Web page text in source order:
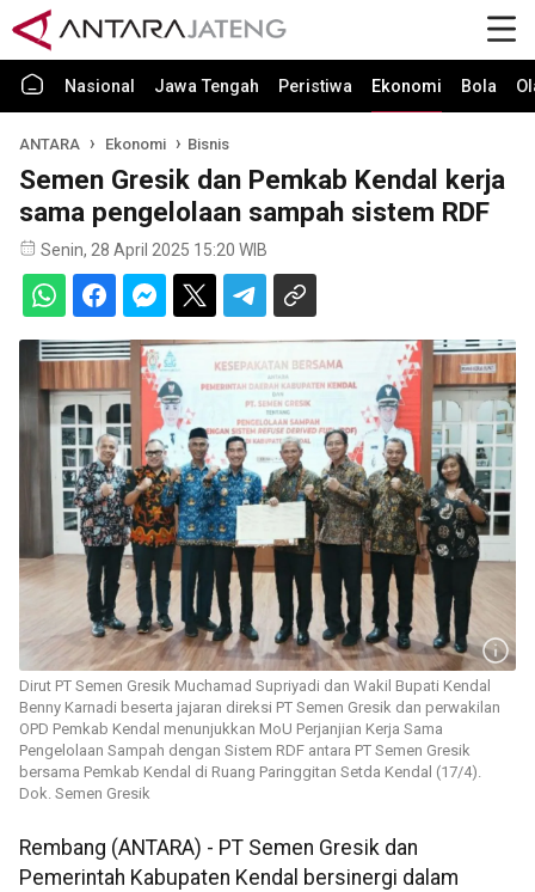
Nasional Jawa Tengah Peristiwa Ekonomi Bola
ANTARA Ekonomi Bisnis
Semen Gresik dan Pemkab Kendal kerja
sama pengelolaan sampah sistem RDF
Senin, 28 April 2025 15:20 WIB
Dirut PT Semen Gresik Muchamad Supriyadi dan Wakil Bupati Kendal
Benny Karnadi beserta jajaran direksi PT Semen Gresik dan perwakilan
OPD Pemkab Kendal menunjukkan MoU Perjanjian Kerja Sama
Pengelolaan Sampah dengan Sistem RDF antara PT Semen Gresik
bersama Pemkab Kendal di Ruang Paringgitan Setda Kendal (17/4).
Dok. Semen Gresik
Rembang (ANTARA) - PT Semen Gresik dan
Pemerintah Kabupaten Kendal bersinergi dalam